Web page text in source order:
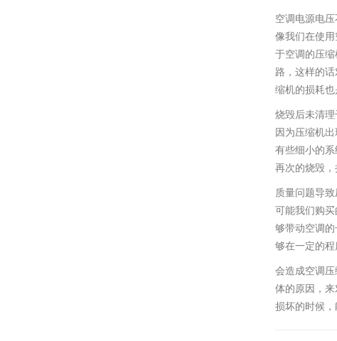
空调电源电
像我们在使
于空调的压
路，这样的
缩机的损耗也
烧毁后未清
因为压缩机
有些细小的
再次的烧毁，
质量问题导
可能我们购
够带动空调
够在一定的程
会造成空调
体的原因，
损坏的时候，